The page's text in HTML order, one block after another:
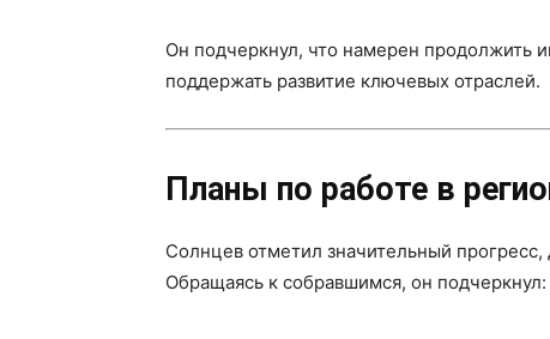
Он подчеркнул, что намерен продолжить
поддержать развитие ключевых отраслей.
Планы по работе в
Солнцев отметил значительный
Обращаясь к собравшимся, он подчеркнул: